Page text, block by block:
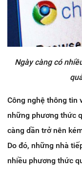
Ngày càng có
Công nghệ thông tin
những phương thức
càng dần trở nên
Do đó, những nhà
nhiều phương thức